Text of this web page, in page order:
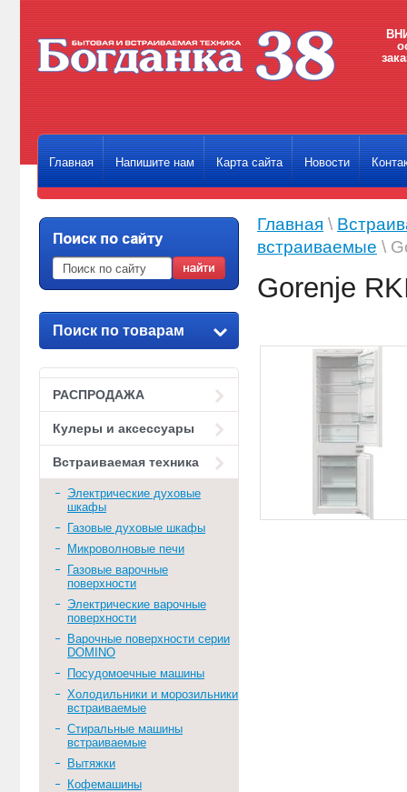
Главная Напишите нам Карта сайта Новости
Поиск по товарам
РАСПРОДАЖА
Кулеры и аксессуары
Встраиваемая техника
Электрические духовые
шкафы
Газовые духовые шкафы
Микроволновые печи
Газовые варочные
поверхности
Электрические варочные
поверхности
Варочные поверхности серии
DOMINO
Посудомоечные машины
Холодильники и морозильники
встраиваемые
Стиральные машины
встраиваемые
Вытяжки
Кофемашины
Главная \
встраиваемые \
Gorenje